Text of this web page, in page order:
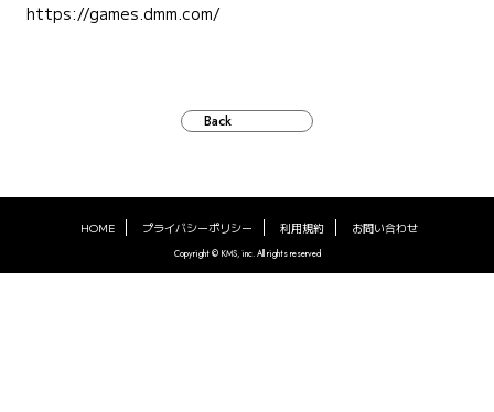
https://games.dmm.com/
Back
HOME プライバシーポリシー 利用規約 お問い合わせ
Copyright © KMS, inc. All rights reserved